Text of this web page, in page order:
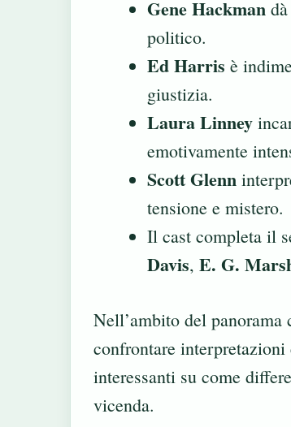
Gene Hackman
politico.
Ed Harris è
giustizia.
Laura Linney
emotivamente
Scott Glenn
tensione e mistero.
Il cast completa il
Davis, E. G.
Nell’ambito del
confrontare
interessanti su come
vicenda.